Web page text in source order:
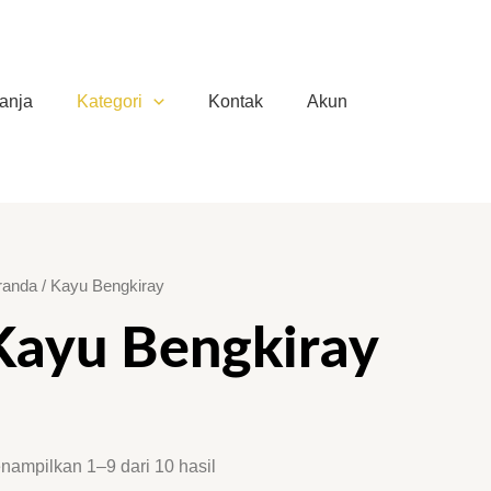
Kategori Kontak Akun
/ Kayu Bengkiray
Bengkiray
1–9 dari 10 hasil